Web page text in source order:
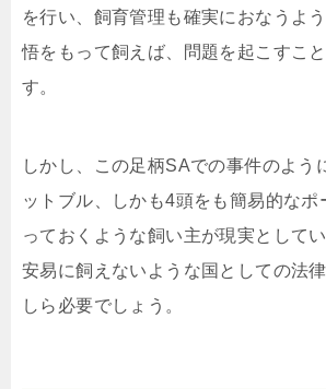
を行い、飼育管理も確実におなうよ
悟をもって飼えば、問題を起こすこ
す。
しかし、この足柄SAでの事件のよう
ットブル、しかも4頭をも簡易的な
っておくような飼い主が現実として
安易に飼えないような国としての法
しら必要でしょう。